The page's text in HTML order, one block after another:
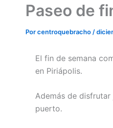
Paseo de
Porcentroquebracho /
El fin de semana
en Piriápolis.
Además de
puerto.